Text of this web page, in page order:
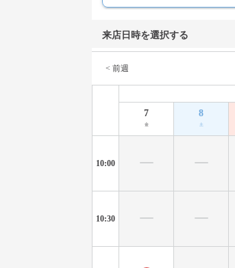
来店日時を選択する
< 前週
7
金
8
土
10:00
10:30